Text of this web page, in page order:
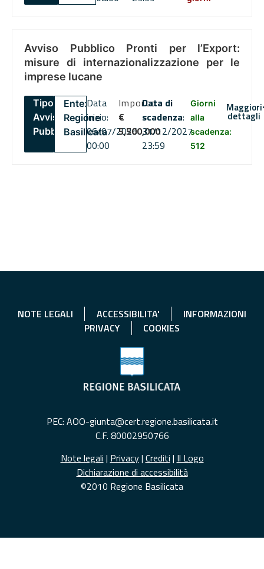
Avviso Pubblico Pronti per l’Export:
misure di internazionalizzazione per le
imprese lucane
Tipo:
Avviso
Pubblico
Ente:
Regione
Basilicata
Data
inizio:
06/07/2026
00:00
Importo
€
5,500,000
Data di
scadenza:
31/12/2027
23:59
Giorni
alla
scadenza:
512
Maggiori
dettagli
NOTE LEGALI ACCESSIBILITA'
INFORMAZIONI
PRIVACY
COOKIES
PEC: AOO-giunta@cert.regione.basilicata.it
C.F. 80002950766
Note legali | Privacy| Crediti | Il Logo
Dichiarazione di accessibilità
©2010 Regione Basilicata